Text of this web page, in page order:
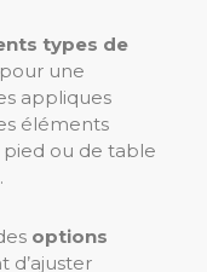
types de
une
appliques
éléments
ou de table
options
d’ajuster